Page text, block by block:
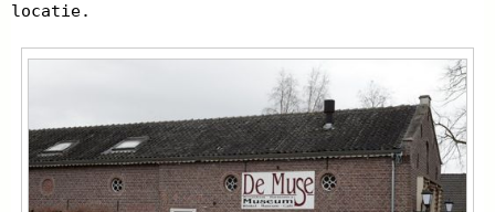
Schnabbel en babbel
Agenda
Contact
locatie.